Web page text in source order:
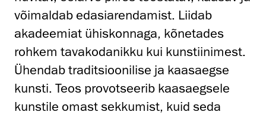
võimaldab edasiarendamist. Liidab
akadeemiat ühiskonnaga, kõnetades
rohkem tavakodanikku kui kunstiinimest.
Ühendab traditsioonilise ja kaasaegse
kunsti. Teos provotseerib kaasaegsele
kunstile omast sekkumist, kuid seda